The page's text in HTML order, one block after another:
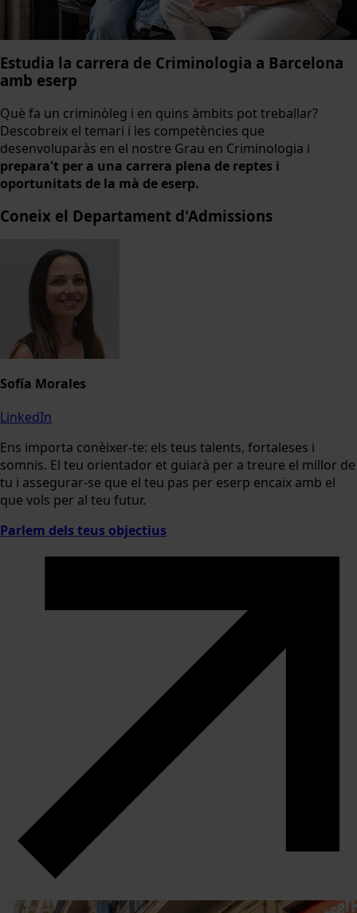
Estudia la carrera de Criminologia a Barcelona
amb eserp
Què fa un criminòleg i en quins àmbits pot treballar?
Descobreix el temari i les competències que
desenvoluparàs en el nostre Grau en Criminologia i
prepara't per a una carrera plena de reptes i
oportunitats de la mà de eserp.
Coneix el Departament d'Admissions
Sofía Morales
LinkedIn
Ens importa conèixer-te: els teus talents, fortaleses i
somnis. El teu orientador et guiarà per a treure el millor de
tu i assegurar-se que el teu pas per eserp encaix amb el
que vols per al teu futur.
Parlem dels teus objectius